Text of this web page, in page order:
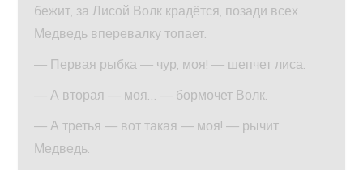
бежит, за Лисой Волк крадётся, позади всех
Медведь вперевалку топает.
— Первая рыбка — чур, моя! — шепчет лиса.
— А вторая — моя… — бормочет Волк.
— А третья — вот такая — моя! — рычит
Медведь.